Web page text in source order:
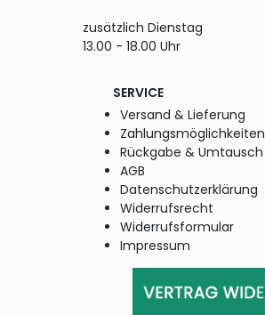
zusätzlich Dienstag
13.00 - 18.00 Uhr
SERVICE
Versand & Lieferung
Zahlungsmöglichkeiten
Rückgabe & Umtausch
AGB
Datenschutzerklärung
Widerrufsrecht
Widerrufsformular
Impressum